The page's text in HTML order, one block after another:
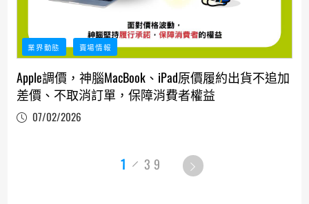
業界動態 賣場情報
Apple調價，神腦MacBook、iPad原價履約出貨不追加
差價、不取消訂單，保障消費者權益
07/02/2026
1 39